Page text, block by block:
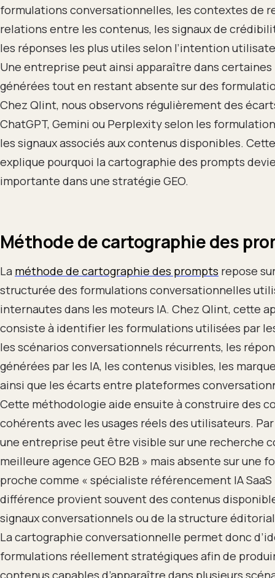
formulations conversationnelles, les contextes de
relations entre les contenus, les signaux de
les réponses les plus utiles selon l’intention
Une entreprise peut ainsi apparaître dans certaines
générées tout en restant absente sur des
Chez Qlint, nous observons régulièrement des
ChatGPT, Gemini ou Perplexity selon les
les signaux associés aux contenus disponibles.
explique pourquoi la cartographie des prompts
importante dans une stratégie GEO.
Méthode de cartographie des
La méthode de cartographie des prompts repose
structurée des formulations conversationnelles
internautes dans les moteurs IA. Chez Qlint, cette
consiste à identifier les formulations utilisées par
les scénarios conversationnels récurrents, les
générées par les IA, les contenus visibles, les
ainsi que les écarts entre plateformes
Cette méthodologie aide ensuite à construire des
cohérents avec les usages réels des utilisateurs.
une entreprise peut être visible sur une recherche
meilleure agence GEO B2B » mais absente sur une
proche comme « spécialiste référencement IA SaaS
différence provient souvent des contenus
signaux conversationnels ou de la structure
La cartographie conversationnelle permet donc
formulations réellement stratégiques afin de
contenus capables d’apparaître dans plusieurs